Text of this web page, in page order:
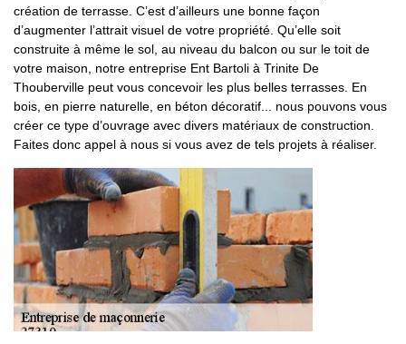
création de terrasse. C’est d’ailleurs une bonne façon
d’augmenter l’attrait visuel de votre propriété. Qu’elle soit
construite à même le sol, au niveau du balcon ou sur le toit de
votre maison, notre entreprise Ent Bartoli à Trinite De
Thouberville peut vous concevoir les plus belles terrasses. En
bois, en pierre naturelle, en béton décoratif... nous pouvons vous
créer ce type d’ouvrage avec divers matériaux de construction.
Faites donc appel à nous si vous avez de tels projets à réaliser.